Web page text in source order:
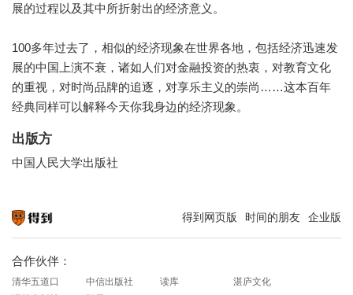
展的过程以及其中所折射出的经济意义。
100多年过去了，相似的经济现象在世界各地，包括经济迅速发
展的中国上演不衰，诸如人们对金融投资的热衷，对教育文化
的重视，对时尚品牌的追逐，对享乐主义的崇尚……这本百年
经典同样可以解释今天你我身边的经济现象。
出版方
中国人民大学出版社
得到网页版 时间的朋友 企业版
合作伙伴：
清华五道口 中信出版社 读库
湛庐文化